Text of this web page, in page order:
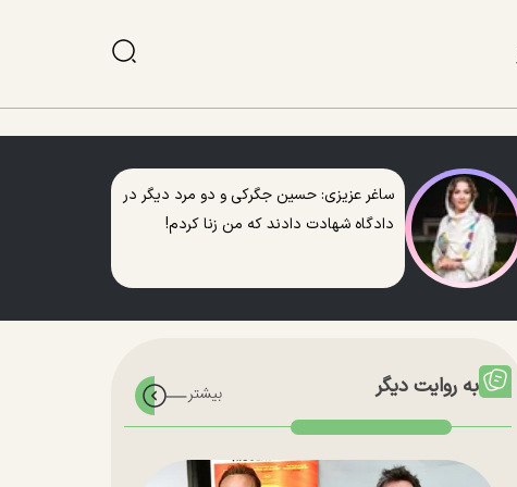
ساغر عزیزی: حسین جگرکی و دو مرد دیگر در
دادگاه شهادت دادند که من زنا کردم!
به روایت دیگر